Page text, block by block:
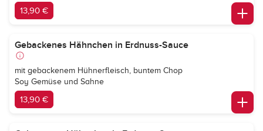
13,90 €
Gebackenes Hähnchen in Erdnuss-Sauce
mit gebackenem Hühnerfleisch, buntem Chop
Soy Gemüse und Sahne
13,90 €